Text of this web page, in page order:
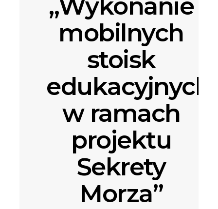
„Wykonanie
mobilnych
stoisk
edukacyjnych
w ramach
projektu
Sekrety
Morza”